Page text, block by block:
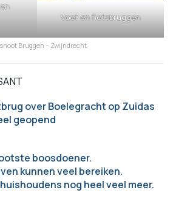
Voet en fietsbruggen
Bruggen – Zwijndrecht
over Boelegracht op Zuidas
geopend
boosdoener.
kunnen veel bereiken.
nog heel veel meer.